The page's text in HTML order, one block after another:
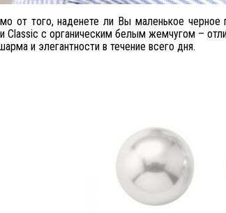
от того, наденете ли Вы маленькое
Classic с органическим белым жемчугом –
и элегантности в течение всего дня.